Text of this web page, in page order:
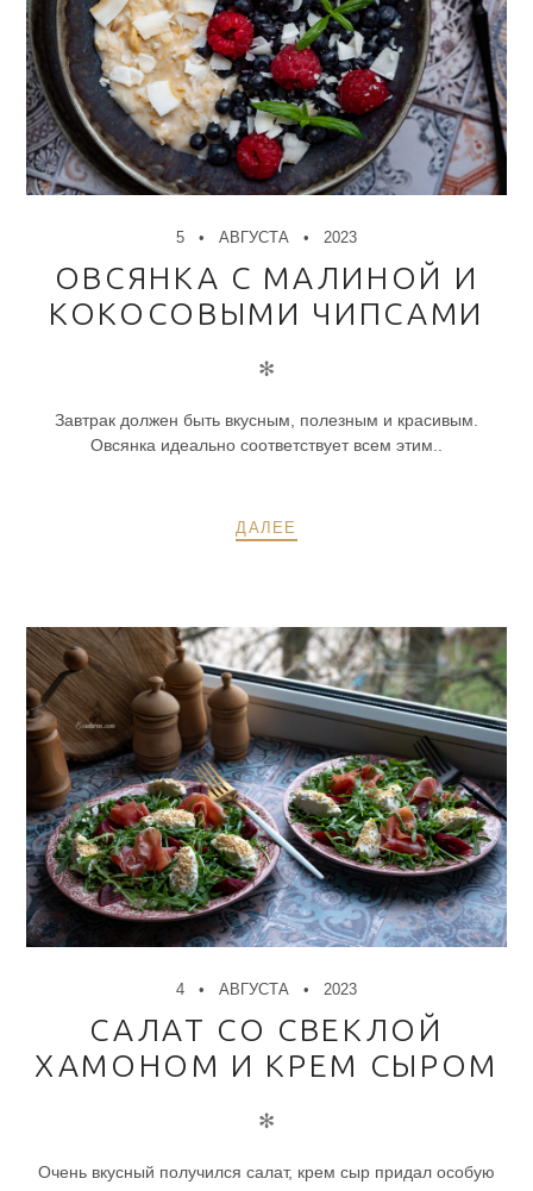
5 АВГУСТА 2023
ОВСЯНКА С МАЛИНОЙ И
КОКОСОВЫМИ ЧИПСАМИ
✻
Завтрак должен быть вкусным, полезным и красивым.
Овсянка идеально соответствует всем этим..
ДАЛЕЕ
4 АВГУСТА 2023
САЛАТ СО СВЕКЛОЙ
ХАМОНОМ И КРЕМ СЫРОМ
✻
Очень вкусный получился салат, крем сыр придал особую